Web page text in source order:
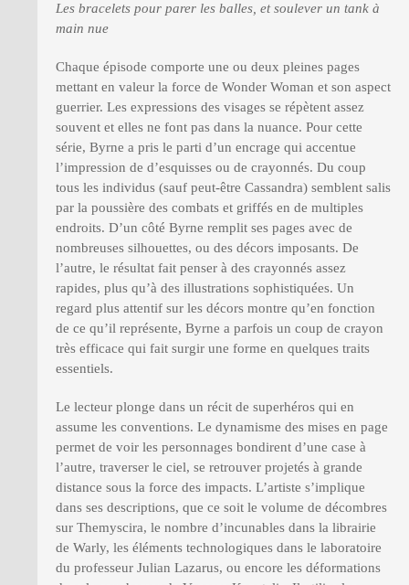
Les bracelets pour parer les balles, et soulever un tank à
main nue
Chaque épisode comporte une ou deux pleines pages
mettant en valeur la force de Wonder Woman et son aspect
guerrier. Les expressions des visages se répètent assez
souvent et elles ne font pas dans la nuance. Pour cette
série, Byrne a pris le parti d’un encrage qui accentue
l’impression de d’esquisses ou de crayonnés. Du coup
tous les individus (sauf peut-être Cassandra) semblent salis
par la poussière des combats et griffés en de multiples
endroits. D’un côté Byrne remplit ses pages avec de
nombreuses silhouettes, ou des décors imposants. De
l’autre, le résultat fait penser à des crayonnés assez
rapides, plus qu’à des illustrations sophistiquées. Un
regard plus attentif sur les décors montre qu’en fonction
de ce qu’il représente, Byrne a parfois un coup de crayon
très efficace qui fait surgir une forme en quelques traits
essentiels.
Le lecteur plonge dans un récit de superhéros qui en
assume les conventions. Le dynamisme des mises en page
permet de voir les personnages bondirent d’une case à
l’autre, traverser le ciel, se retrouver projetés à grande
distance sous la force des impacts. L’artiste s’implique
dans ses descriptions, que ce soit le volume de décombres
sur Themyscira, le nombre d’incunables dans la librairie
de Warly, les éléments technologiques dans le laboratoire
du professeur Julian Lazarus, ou encore les déformations